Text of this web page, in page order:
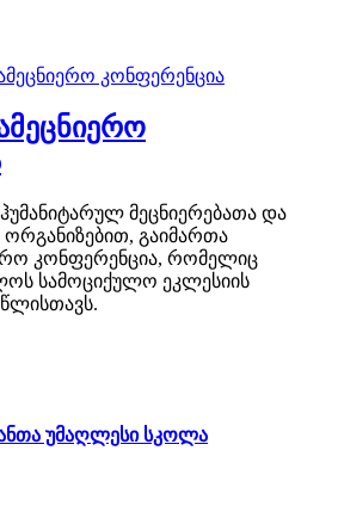
ჰუმანიტარულ მეცნიერებათა და
გაიმართა
კონფერენცია, რომელიც
სამოციქულო ეკლესიის
უმაღლესი სკოლა